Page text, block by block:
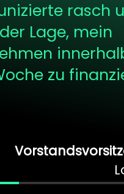
rasch
Lage, mein
zu